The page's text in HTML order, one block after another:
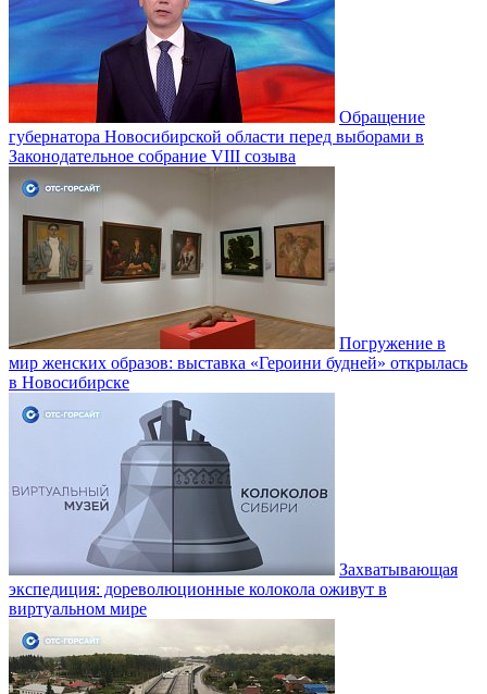
Обращение
губернатора Новосибирской области перед выборами в
Законодательное собрание VIII созыва
Погружение в
мир женских образов: выставка «Героини будней» открылась
в Новосибирске
Захватывающая
экспедиция: дореволюционные колокола оживут в
виртуальном мире